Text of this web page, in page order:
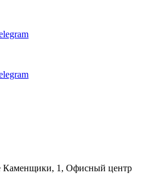
Каменщики, 1, Офисный центр